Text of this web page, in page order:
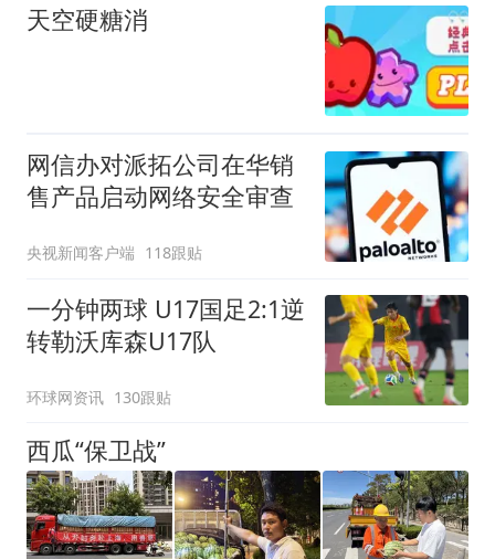
天空硬糖消
网信办对派拓公司在华销
售产品启动网络安全审查
央视新闻客户端 118跟贴
一分钟两球 U17国足2:1逆
转勒沃库森U17队
环球网资讯 130跟贴
西瓜“保卫战”